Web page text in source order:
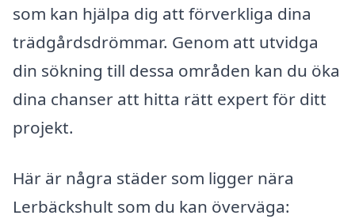
som kan hjälpa dig att förverkliga dina
trädgårdsdrömmar. Genom att utvidga
din sökning till dessa områden kan du öka
dina chanser att hitta rätt expert för ditt
projekt.
Här är några städer som ligger nära
Lerbäckshult som du kan överväga: